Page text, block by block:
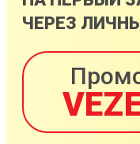
ЧЕРЕЗ